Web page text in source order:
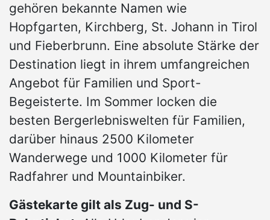
gehören bekannte Namen wie
Hopfgarten, Kirchberg, St. Johann in Tirol
und Fieberbrunn. Eine absolute Stärke der
Destination liegt in ihrem umfangreichen
Angebot für Familien und Sport-
Begeisterte. Im Sommer locken die
besten Bergerlebniswelten für Familien,
darüber hinaus 2500 Kilometer
Wanderwege und 1000 Kilometer für
Radfahrer und Mountainbiker.
Gästekarte gilt als Zug- und S-